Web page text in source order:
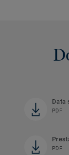
Data
PDF
PDF